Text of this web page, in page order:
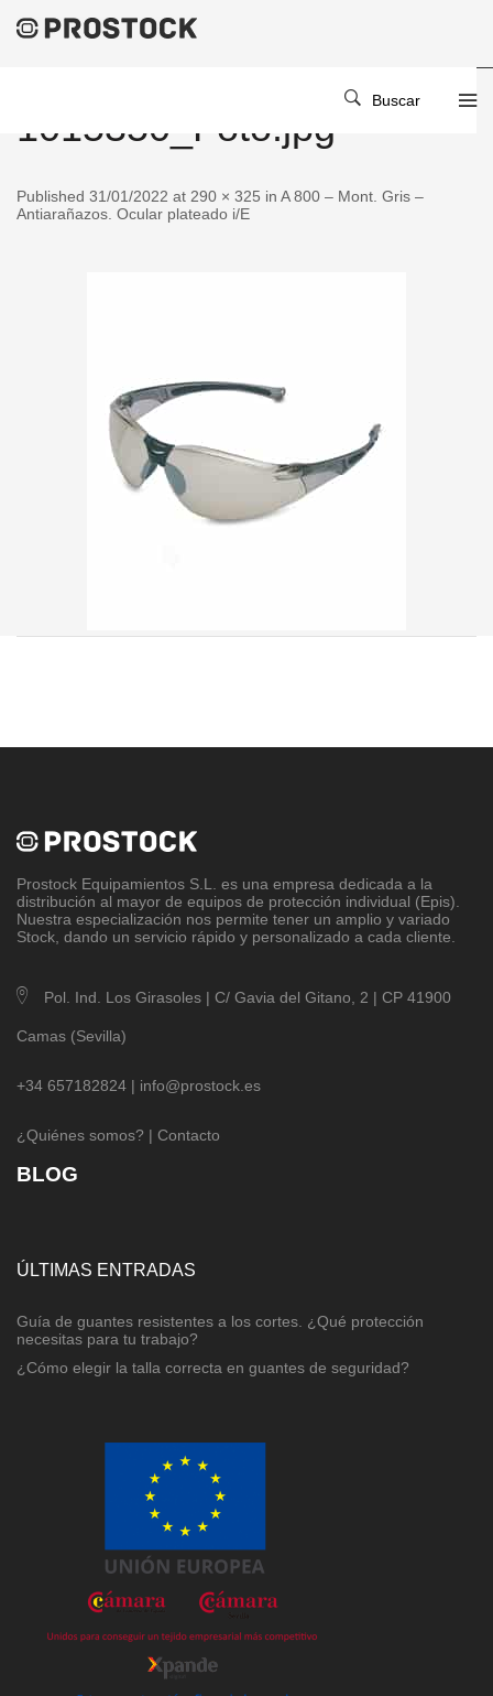
Buscar
1015350_Foto.jpg
Published 31/01/2022 at 290 × 325 in A 800 – Mont. Gris –
Antiarañazos. Ocular plateado i/E
Prostock Equipamientos S.L
. es una empresa dedicada a la
distribución al mayor de equipos de protección individual (Epis).
Nuestra especialización nos permite tener un amplio y variado
Stock, dando un servicio rápido y personalizado a cada cliente.
Pol. Ind. Los Girasoles | C/ Gavia del Gitano, 2 | CP 41900
Camas (Sevilla)
+34 657182824 | info@prostock.es
¿Quiénes somos? | Contacto
BLOG
ÚLTIMAS ENTRADAS
Guía de guantes resistentes a los cortes. ¿Qué protección
necesitas para tu trabajo?
¿Cómo elegir la talla correcta en guantes de seguridad?